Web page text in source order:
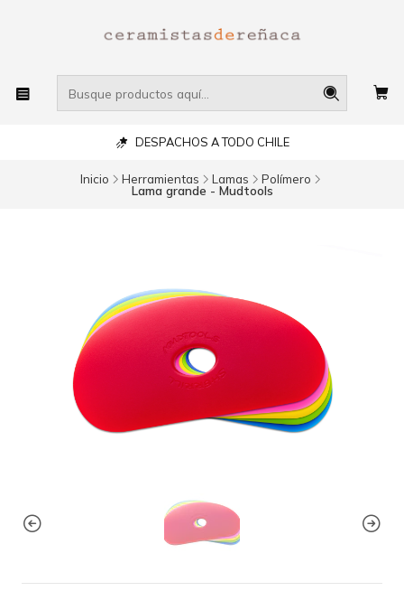
DESPACHOS A TODO CHILE
Inicio Herramientas Lamas Polímero
Lama grande - Mudtools